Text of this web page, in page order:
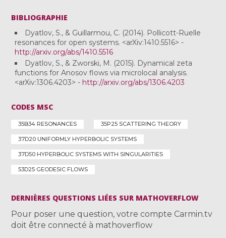
BIBLIOGRAPHIE
Dyatlov, S., & Guillarmou, C. (2014). Pollicott-Ruelle
resonances for open systems. <arXiv:1410.5516> -
http://arxiv.org/abs/1410.5516
Dyatlov, S., & Zworski, M. (2015). Dynamical zeta
functions for Anosov flows via microlocal analysis.
<arXiv:1306.4203> - http://arxiv.org/abs/1306.4203
CODES MSC
35B34 RESONANCES 35P25 SCATTERING THEORY
37D20 UNIFORMLY HYPERBOLIC SYSTEMS
37D50 HYPERBOLIC SYSTEMS WITH SINGULARITIES
53D25 GEODESIC FLOWS
DERNIÈRES QUESTIONS LIÉES SUR MATHOVERFLOW
Pour poser une question, votre compte Carmin.tv
doit être connecté à mathoverflow